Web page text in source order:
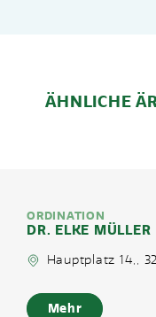
ÄHNLICHE
ORDINATION
DR. ELKE MÜLLER
Hauptplatz 14,,
Mehr